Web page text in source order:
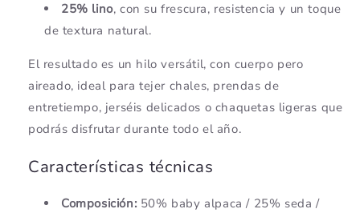
25% lino, con su frescura, resistencia y un toque
de textura natural.
El resultado es un hilo versátil, con cuerpo pero
aireado, ideal para tejer chales, prendas de
entretiempo, jerséis delicados o chaquetas ligeras que
podrás disfrutar durante todo el año.
Características técnicas
Composición: 50% baby alpaca / 25% seda /